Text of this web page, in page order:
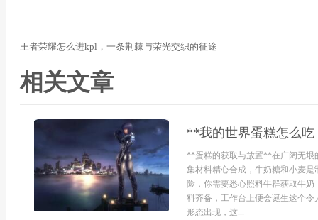
王者荣耀怎么进kpl，一条荆棘与荣光交织的征途
相关文章
**我的世界蛋糕怎么
**蛋糕的获取与放置**在广阔无垠
集材料精心合成，牛奶糖和小麦
险，你需要悉心照料牛群获取牛
料齐备，工作台上便会诞生这个
形态出现，这...